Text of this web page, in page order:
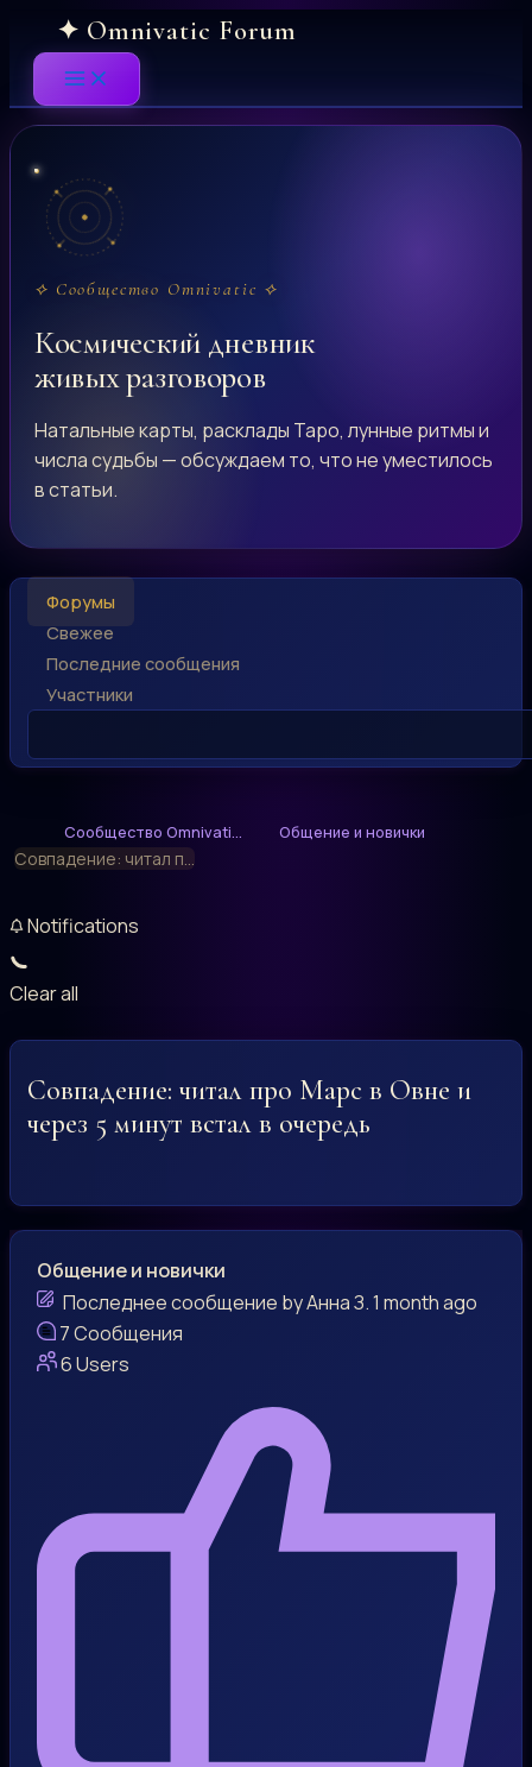
content
⟡ Сообщество Omnivatic ⟡
Космический дневник
живых разговоров
Натальные карты, расклады Таро, лунные ритмы и
числа судьбы — обсуждаем то, что не уместилось
в статьи.
Форумы
Свежее
Последние сообщения
Участники
Сообщество Omnivati... Общение и новички
Совпадение: читал п...
Notifications
Clear all
Совпадение: читал про Марс в Овне и
через 5 минут встал в очередь
Общение и новички
Последнее сообщение byАнна З.1 month ago
7Сообщения
6Users